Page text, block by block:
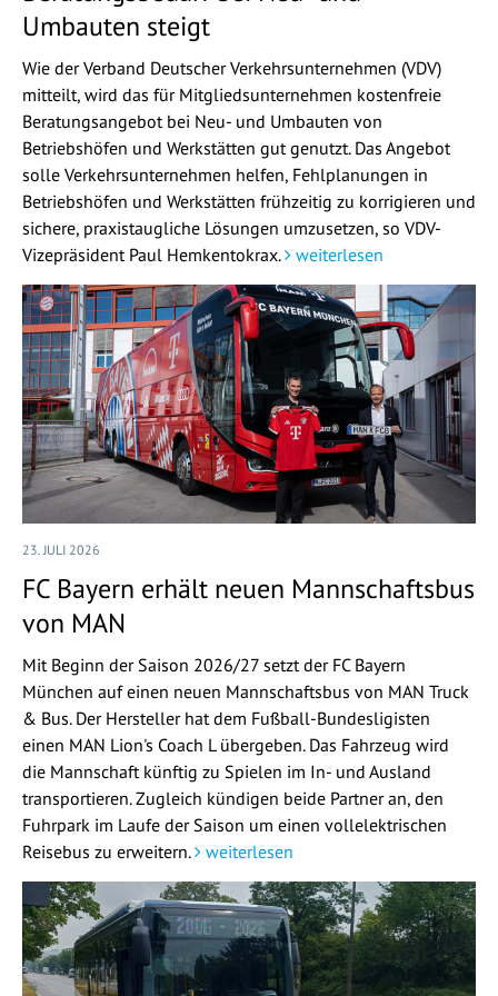
Umbauten steigt
Wie der Verband Deutscher Verkehrsunternehmen (VDV)
mitteilt, wird das für Mitgliedsunternehmen kostenfreie
Beratungsangebot bei Neu- und Umbauten von
Betriebshöfen und Werkstätten gut genutzt. Das Angebot
solle Verkehrsunternehmen helfen, Fehlplanungen in
Betriebshöfen und Werkstätten frühzeitig zu korrigieren und
sichere, praxistaugliche Lösungen umzusetzen, so VDV-
Vizepräsident Paul Hemkentokrax.
weiterlesen
23. JULI 2026
FC Bayern erhält neuen Mannschaftsbus
von MAN
Mit Beginn der Saison 2026/27 setzt der FC Bayern
München auf einen neuen Mannschaftsbus von MAN Truck
& Bus. Der Hersteller hat dem Fußball-Bundesligisten
einen MAN Lion's Coach L übergeben. Das Fahrzeug wird
die Mannschaft künftig zu Spielen im In- und Ausland
transportieren. Zugleich kündigen beide Partner an, den
Fuhrpark im Laufe der Saison um einen vollelektrischen
Reisebus zu erweitern.
weiterlesen